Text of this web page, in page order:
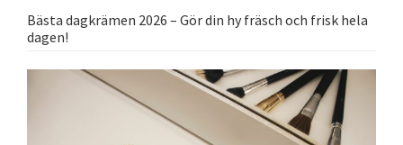
Bästa dagkrämen 2026 – Gör din hy fräsch och frisk hela
dagen!